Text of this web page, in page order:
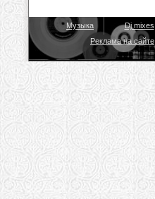
Музыка Dj mixes
Реклама на сайте